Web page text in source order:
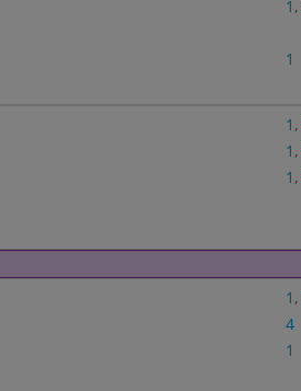
1 ,
1
1 ,
1 ,
1 ,
1 ,
4
1